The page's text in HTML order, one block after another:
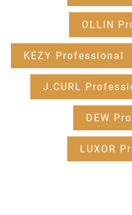
OLLIN
KEZY Professional
J.CURL
DEW
LUXOR